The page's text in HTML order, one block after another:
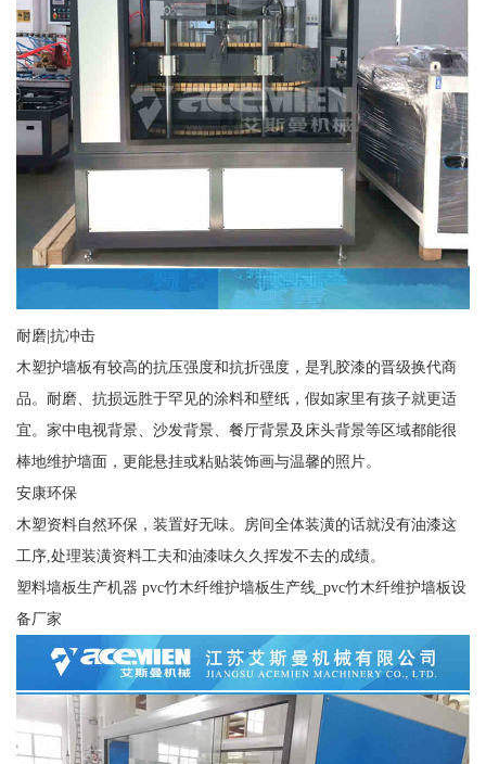
耐磨|抗冲击
木塑护墙板有较高的抗压强度和抗折强度，是乳胶漆的晋级换代商
品。耐磨、抗损远胜于罕见的涂料和壁纸，假如家里有孩子就更适
宜。家中电视背景、沙发背景、餐厅背景及床头背景等区域都能很
棒地维护墙面，更能悬挂或粘贴装饰画与温馨的照片。
安康环保
木塑资料自然环保，装置好无味。房间全体装潢的话就没有油漆这
工序,处理装潢资料工夫和油漆味久久挥发不去的成绩。
塑料墙板生产机器 pvc竹木纤维护墙板生产线_pvc竹木纤维护墙板设
备厂家